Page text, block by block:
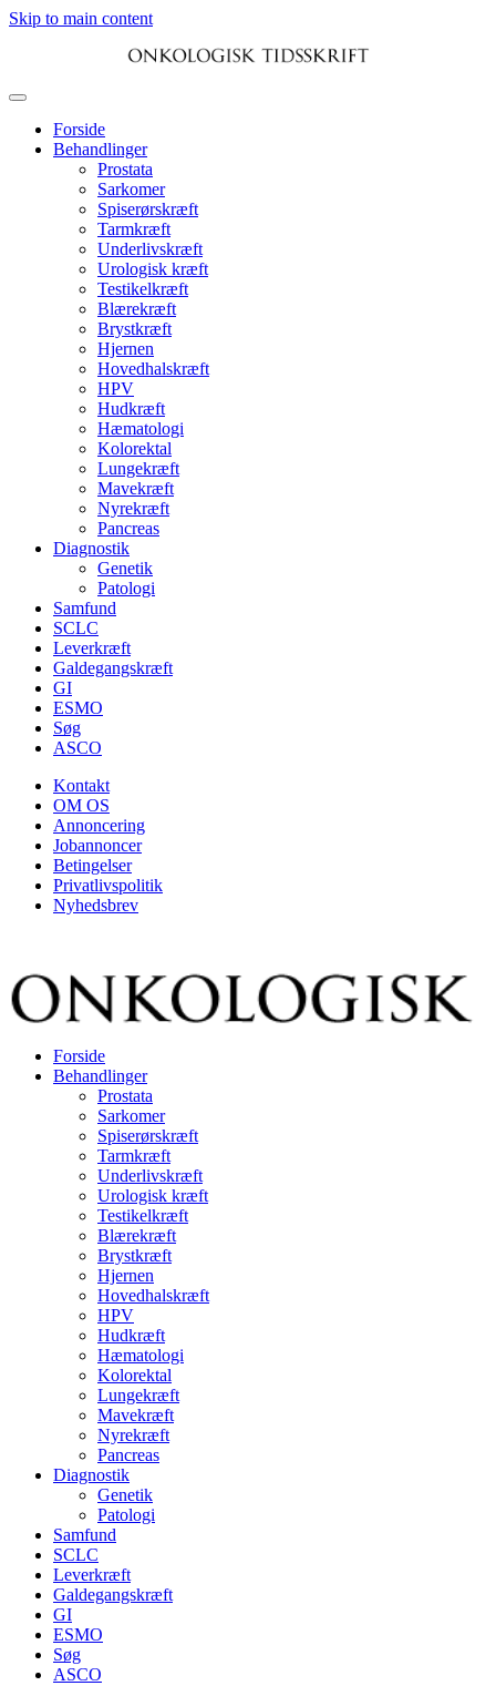
Skip to main content
Forside
Behandlinger
Prostata
Sarkomer
Spiserørskræft
Tarmkræft
Underlivskræft
Urologisk kræft
Testikelkræft
Blærekræft
Brystkræft
Hjernen
Hovedhalskræft
HPV
Hudkræft
Hæmatologi
Kolorektal
Lungekræft
Mavekræft
Nyrekræft
Pancreas
Diagnostik
Genetik
Patologi
Samfund
SCLC
Leverkræft
Galdegangskræft
GI
ESMO
Søg
ASCO
Kontakt
OM OS
Annoncering
Jobannoncer
Betingelser
Privatlivspolitik
Nyhedsbrev
Forside
Behandlinger
Prostata
Sarkomer
Spiserørskræft
Tarmkræft
Underlivskræft
Urologisk kræft
Testikelkræft
Blærekræft
Brystkræft
Hjernen
Hovedhalskræft
HPV
Hudkræft
Hæmatologi
Kolorektal
Lungekræft
Mavekræft
Nyrekræft
Pancreas
Diagnostik
Genetik
Patologi
Samfund
SCLC
Leverkræft
Galdegangskræft
GI
ESMO
Søg
ASCO